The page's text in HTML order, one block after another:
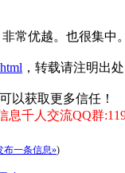
常优越。也很集中
，转载请注明出处
以获取更多信任！
息千人交流QQ群
布一条信息»)